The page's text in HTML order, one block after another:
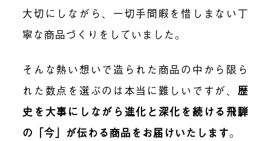
大切にしながら、一切手間暇を惜しまない丁
寧な商品づくりをしていました。
そんな熱い想いで造られた商品の中から限ら
れた数点を選ぶのは本当に難しいですが、 歴
史を大事にしながら進化と深化を続ける飛騨
の「今」が伝わる商品をお届けいたします。